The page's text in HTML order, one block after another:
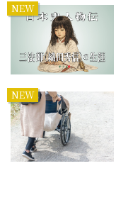
NEW
NEW